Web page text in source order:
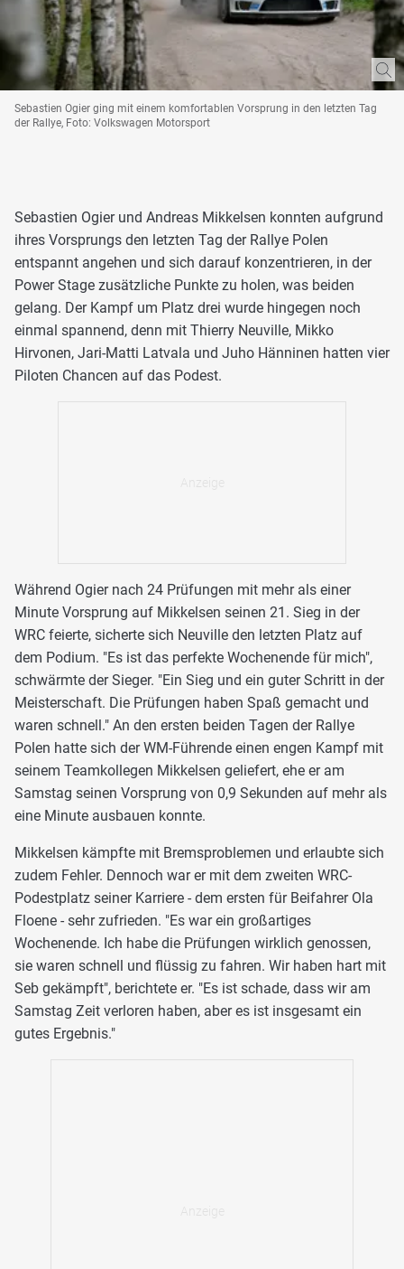
Sebastien Ogier ging mit einem komfortablen Vorsprung in den letzten Tag
der Rallye, Foto: Volkswagen Motorsport
Sebastien Ogier und Andreas Mikkelsen konnten aufgrund
ihres Vorsprungs den letzten Tag der Rallye Polen
entspannt angehen und sich darauf konzentrieren, in der
Power Stage zusätzliche Punkte zu holen, was beiden
gelang. Der Kampf um Platz drei wurde hingegen noch
einmal spannend, denn mit Thierry Neuville, Mikko
Hirvonen, Jari-Matti Latvala und Juho Hänninen hatten vier
Piloten Chancen auf das Podest.
Während Ogier nach 24 Prüfungen mit mehr als einer
Minute Vorsprung auf Mikkelsen seinen 21. Sieg in der
WRC feierte, sicherte sich Neuville den letzten Platz auf
dem Podium. "Es ist das perfekte Wochenende für mich",
schwärmte der Sieger. "Ein Sieg und ein guter Schritt in der
Meisterschaft. Die Prüfungen haben Spaß gemacht und
waren schnell." An den ersten beiden Tagen der Rallye
Polen hatte sich der WM-Führende einen engen Kampf mit
seinem Teamkollegen Mikkelsen geliefert, ehe er am
Samstag seinen Vorsprung von 0,9 Sekunden auf mehr als
eine Minute ausbauen konnte.
Mikkelsen kämpfte mit Bremsproblemen und erlaubte sich
zudem Fehler. Dennoch war er mit dem zweiten WRC-
Podestplatz seiner Karriere - dem ersten für Beifahrer Ola
Floene - sehr zufrieden. "Es war ein großartiges
Wochenende. Ich habe die Prüfungen wirklich genossen,
sie waren schnell und flüssig zu fahren. Wir haben hart mit
Seb gekämpft", berichtete er. "Es ist schade, dass wir am
Samstag Zeit verloren haben, aber es ist insgesamt ein
gutes Ergebnis."